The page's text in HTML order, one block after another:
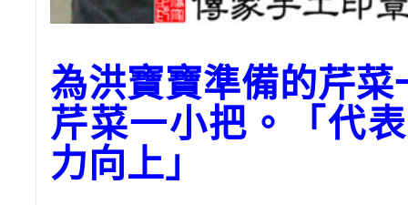
為洪寶寶準備的芹
芹菜一小把。「代
力向上」